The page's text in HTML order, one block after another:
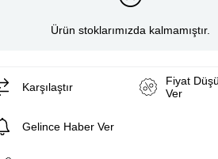
Ürün stoklarımızda kalmamıştır.
Karşılaştır
Fiyat
Ver
Gelince Haber Ver